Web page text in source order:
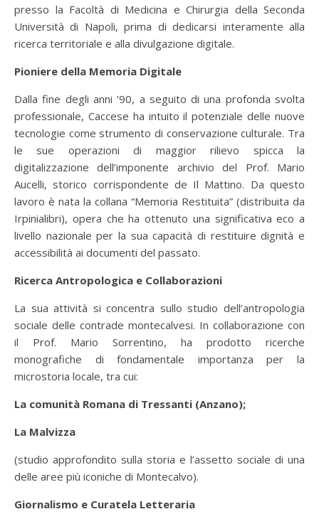
presso la Facoltà di Medicina e Chirurgia della Seconda
Università di Napoli, prima di dedicarsi interamente alla
ricerca territoriale e alla divulgazione digitale.
Pioniere della Memoria Digitale
Dalla fine degli anni ’90, a seguito di una profonda svolta
professionale, Caccese ha intuito il potenziale delle nuove
tecnologie come strumento di conservazione culturale. Tra
le sue operazioni di maggior rilievo spicca la
digitalizzazione dell’imponente archivio del Prof. Mario
Aucelli, storico corrispondente de Il Mattino. Da questo
lavoro è nata la collana “Memoria Restituita” (distribuita da
Irpinialibri), opera che ha ottenuto una significativa eco a
livello nazionale per la sua capacità di restituire dignità e
accessibilità ai documenti del passato.
Ricerca Antropologica e Collaborazioni
La sua attività si concentra sullo studio dell’antropologia
sociale delle contrade montecalvesi. In collaborazione con
il Prof. Mario Sorrentino, ha prodotto ricerche
monografiche di fondamentale importanza per la
microstoria locale, tra cui:
La comunità Romana di Tressanti (Anzano);
La Malvizza
(studio approfondito sulla storia e l’assetto sociale di una
delle aree più iconiche di Montecalvo).
Giornalismo e Curatela Letteraria